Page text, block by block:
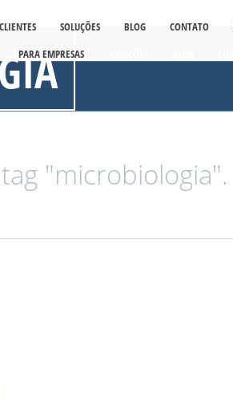
PARA EMPRESAS
CLIENTES SOLUÇÕES BLOG CONTATO
"microbiologia".